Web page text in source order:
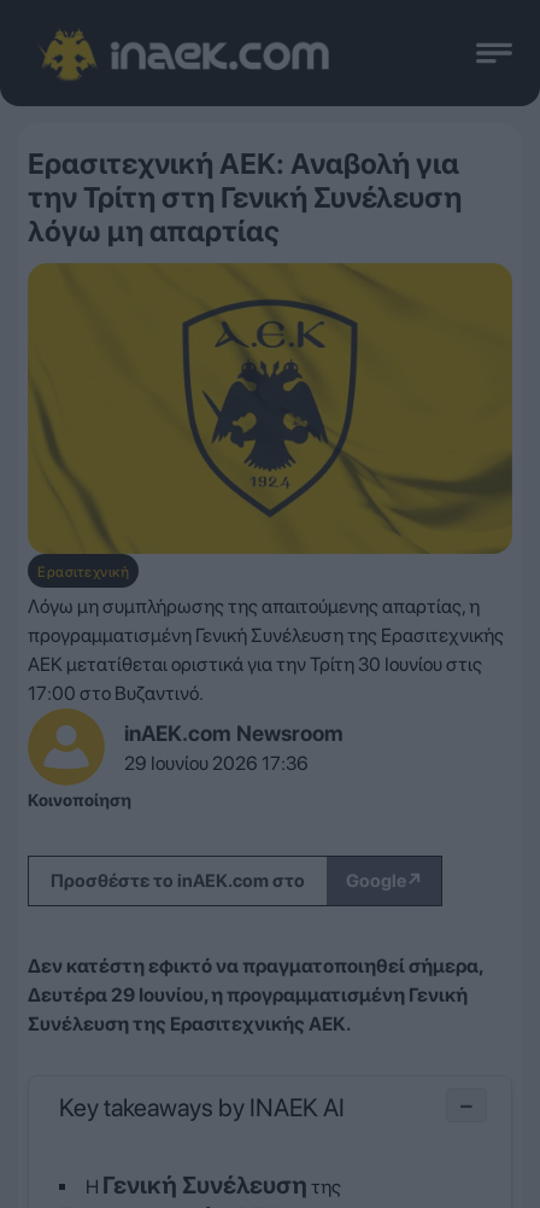
Ερασιτεχνική ΑΕΚ: Αναβολή για
την Τρίτη στη Γενική Συνέλευση
λόγω μη απαρτίας
Ερασιτεχνική
inAEK.com Newsroom
29 Ιουνίου 2026 17:36
Λόγω μη συμπλήρωσης της απαιτούμενης απαρτίας, η
προγραμματισμένη Γενική Συνέλευση της Ερασιτεχνικής
ΑΕΚ μετατίθεται οριστικά για την Τρίτη 30 Ιουνίου στις
17:00 στο Βυζαντινό.
Κοινοποίηση
Προσθέστε το inAEK.com στο Google↗
Δεν κατέστη εφικτό να πραγματοποιηθεί σήμερα,
Δευτέρα 29 Ιουνίου, η προγραμματισμένη Γενική
Συνέλευση της Ερασιτεχνικής ΑΕΚ.
Key takeaways by INAEK AI −
Η Γενική Συνέλευση της